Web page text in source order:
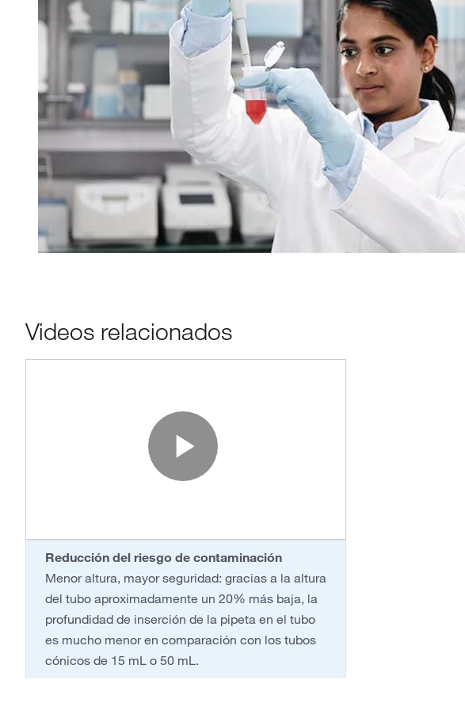
Videos relacionados
Play Video
Reducción del riesgo de contaminación
Menor altura, mayor seguridad: gracias a la altura
del tubo aproximadamente un 20% más baja, la
profundidad de inserción de la pipeta en el tubo
es mucho menor en comparación con los tubos
cónicos de 15 mL o 50 mL.